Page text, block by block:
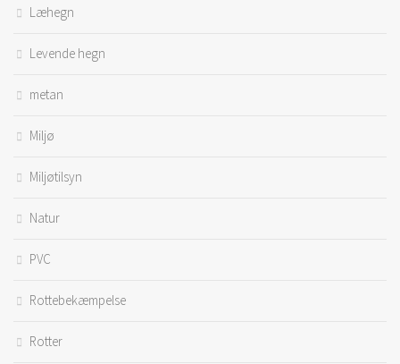
Læhegn
Levende hegn
metan
Miljø
Miljøtilsyn
Natur
PVC
Rottebekæmpelse
Rotter